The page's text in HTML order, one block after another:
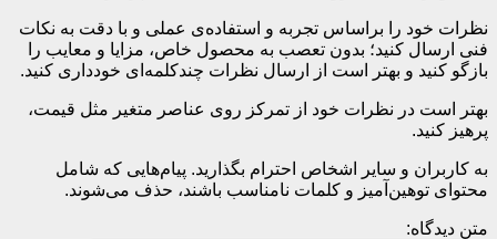
نظرات خود را براساس تجربه و استفاده‌ی عملی و با دقت به نکات
فنی ارسال کنید؛ بدون تعصب به محصول خاص، مزایا و معایب را
بازگو کنید و بهتر است از ارسال نظرات چندکلمه‌‌ای خودداری کنید.
بهتر است در نظرات خود از تمرکز روی عناصر متغیر مثل قیمت،
پرهیز کنید.
به کاربران و سایر اشخاص احترام بگذارید. پیام‌هایی که شامل
محتوای توهین‌آمیز و کلمات نامناسب باشند، حذف می‌شوند.
متن دیدگاه: